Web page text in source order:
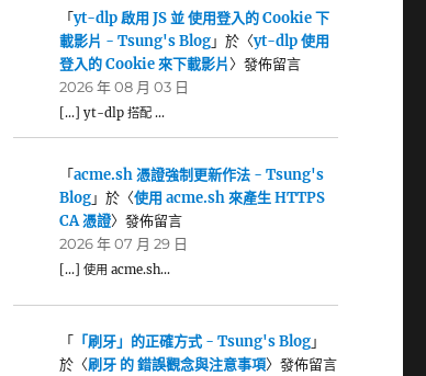
「yt-dlp 啟用 JS 並 使用登入的 Cookie 下
載影片 - Tsung's Blog」於〈yt-dlp 使用
登入的 Cookie 來下載影片〉發佈留言
2026 年 08 月 03 日
[…] yt-dlp 搭配 …
「acme.sh 憑證強制更新作法 - Tsung's
Blog」於〈使用 acme.sh 來產生 HTTPS
CA 憑證〉發佈留言
2026 年 07 月 29 日
[…] 使用 acme.sh…
「 「刷牙」的正確方式 - Tsung's Blog」
於〈刷牙 的 錯誤觀念與注意事項〉發佈留言